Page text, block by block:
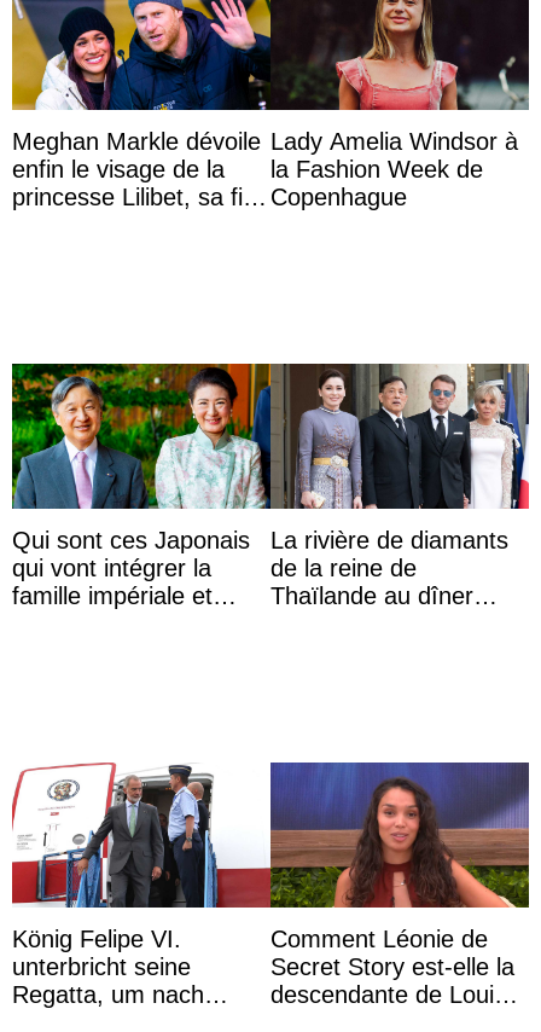
Meghan Markle dévoile
enfin le visage de la
princesse Lilibet, sa fille
Lady Amelia Windsor à
la Fashion Week de
Copenhague
Qui sont ces Japonais
qui vont intégrer la
famille impériale et
La rivière de diamants
de la reine de
Thaïlande au dîner
König Felipe VI.
unterbricht seine
Regatta, um nach
Comment Léonie de
Secret Story est-elle la
descendante de Louis